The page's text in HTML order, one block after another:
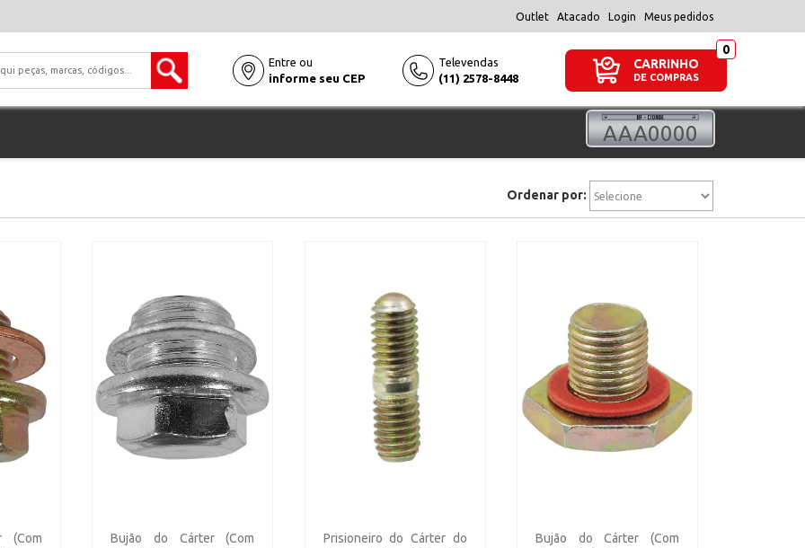
Outlet Atacado Login Meus pedidos
Entre ou
informe seu CEP
Televendas
(11) 2578-8448
CARRINHO
DE COMPRAS
Ordenar por:
(Com
Bujão do Cárter (Com
Prisioneiro do Cárter do
Bujão do Cárter (Com